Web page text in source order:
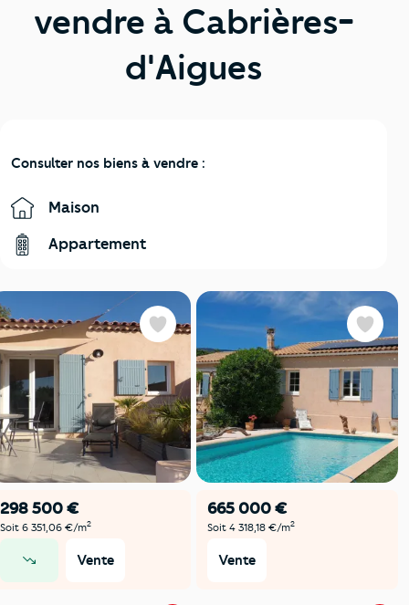
vendre à Cabrières-
d'Aigues
Consulter nos biens à vendre :
Maison
Appartement
298 500 €
Soit 6 351,06 €/m2
Vente
Favoris
665 000 €
Soit 4 318,18 €/m2
Vente
Favoris